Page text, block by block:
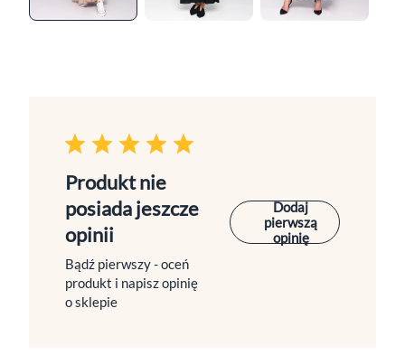
Produkt nie
posiada jeszcze
opinii
Bądź pierwszy - oceń
produkt i napisz opinię
o sklepie
Dodaj
pierwszą
opinię